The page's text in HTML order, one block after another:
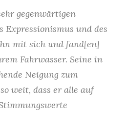
gegenwärtigen
Expressionismus und des
mit sich und fand[en]
Fahrwasser. Seine in
Neigung zum
weit, dass er alle auf